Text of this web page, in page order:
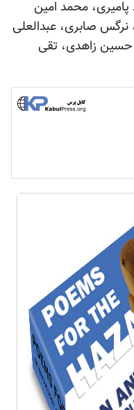
محمد امین
صابری، عبدالعلی
حسین زاهدی، تقی